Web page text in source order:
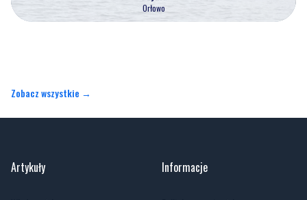
Orłowo
Zobacz wszystkie →
Artykuły Informacje